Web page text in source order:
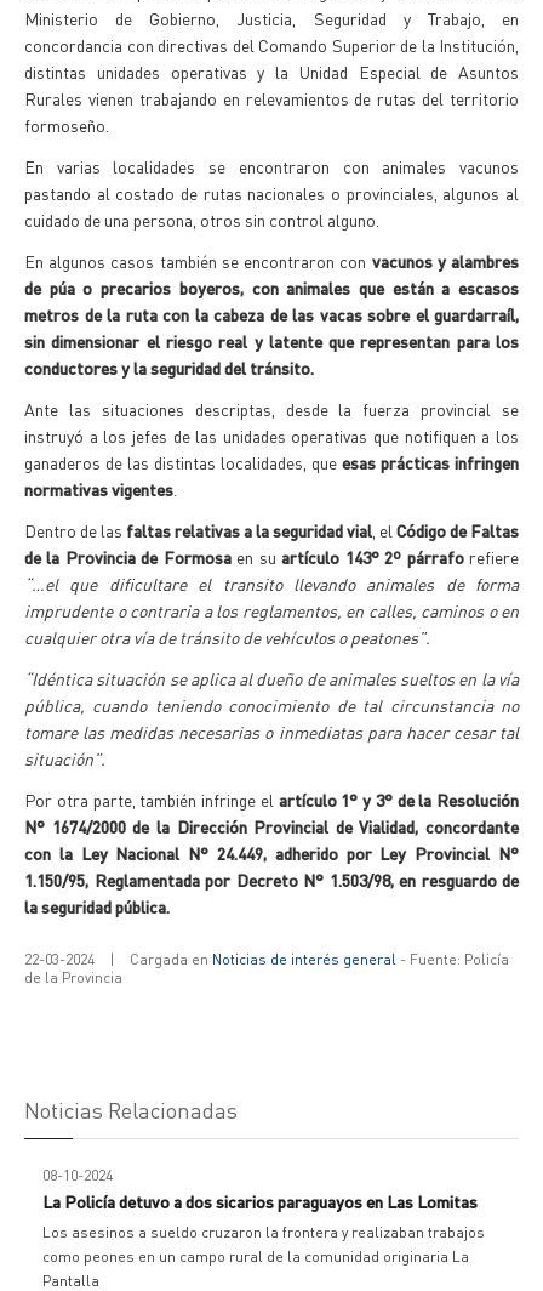
Ministerio de Gobierno, Justicia, Seguridad y Trabajo, en
concordancia con directivas del Comando Superior de la Institución,
distintas unidades operativas y la Unidad Especial de Asuntos
Rurales vienen trabajando en relevamientos de rutas del territorio
formoseño.
En varias localidades se encontraron con animales vacunos
pastando al costado de rutas nacionales o provinciales, algunos al
cuidado de una persona, otros sin control alguno.
En algunos casos también se encontraron con vacunos y alambres
de púa o precarios boyeros, con animales que están a escasos
metros de la ruta con la cabeza de las vacas sobre el guardarraíl,
sin dimensionar el riesgo real y latente que representan para los
conductores y la seguridad del tránsito.
Ante las situaciones descriptas, desde la fuerza provincial se
instruyó a los jefes de las unidades operativas que notifiquen a los
ganaderos de las distintas localidades, que esas prácticas infringen
normativas vigentes
Dentro de las faltas relativas a la seguridad vial , el Código de Faltas
de la Provincia de Formosa en suartículo 143° 2º párrafo refiere
“…el que dificultare el transito llevando animales de forma
imprudente o contraria a los reglamentos, en calles, caminos o en
cualquier otra vía de tránsito de vehículos o peatones”.
“Idéntica situación se aplica al dueño de animales sueltos en la vía
pública, cuando teniendo conocimiento de tal circunstancia no
tomare las medidas necesarias o inmediatas para hacer cesar tal
situación”.
Por otra parte, también infringe el artículo 1° y 3° de la Resolución
N° 1674/2000 de la Dirección Provincial de Vialidad, concordante
con la Ley Nacional N° 24.449, adherido por Ley Provincial N°
1.150/95, Reglamentada por Decreto N° 1.503/98, en resguardo de
la seguridad pública.
22-03-2024 | Cargada en Noticias de interés general - Fuente: Policía
de la Provincia
Noticias Relacionadas
08-10-2024
La Policía detuvo a dos sicarios paraguayos en Las Lomitas
Los asesinos a sueldo cruzaron la frontera y realizaban trabajos
como peones en un campo rural de la comunidad originaria La
Pantalla